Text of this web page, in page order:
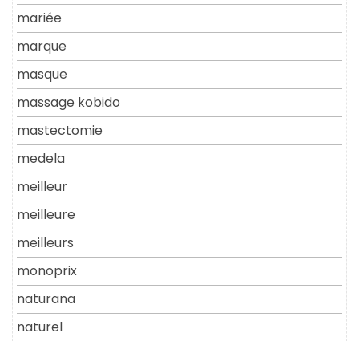
mariée
marque
masque
massage kobido
mastectomie
medela
meilleur
meilleure
meilleurs
monoprix
naturana
naturel